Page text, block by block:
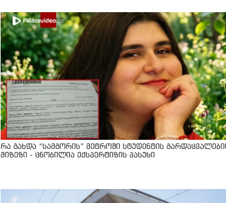
რა გახდა “სამგორის” მეტროში სტუდენტის
მიზეზი - ცნობილია ექსპერტიზის პასუხი